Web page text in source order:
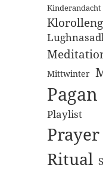
Kinderandacht
Mittwinter
Playlist
Ritual